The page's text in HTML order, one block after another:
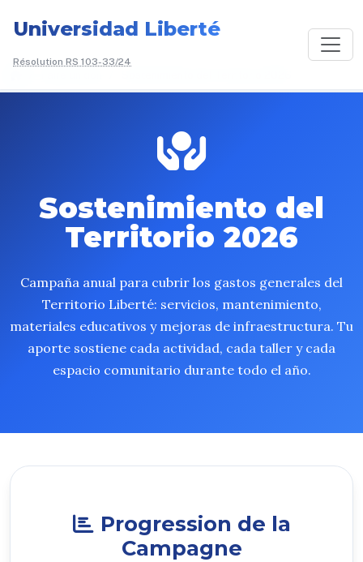
Universidad Liberté
Résolution RS 103-33/24
Sostenimiento del
Territorio 2026
Campaña anual para cubrir los gastos generales del
Territorio Liberté: servicios, mantenimiento,
materiales educativos y mejoras de infraestructura. Tu
aporte sostiene cada actividad, cada taller y cada
espacio comunitario durante todo el año.
Progression de la
Campagne